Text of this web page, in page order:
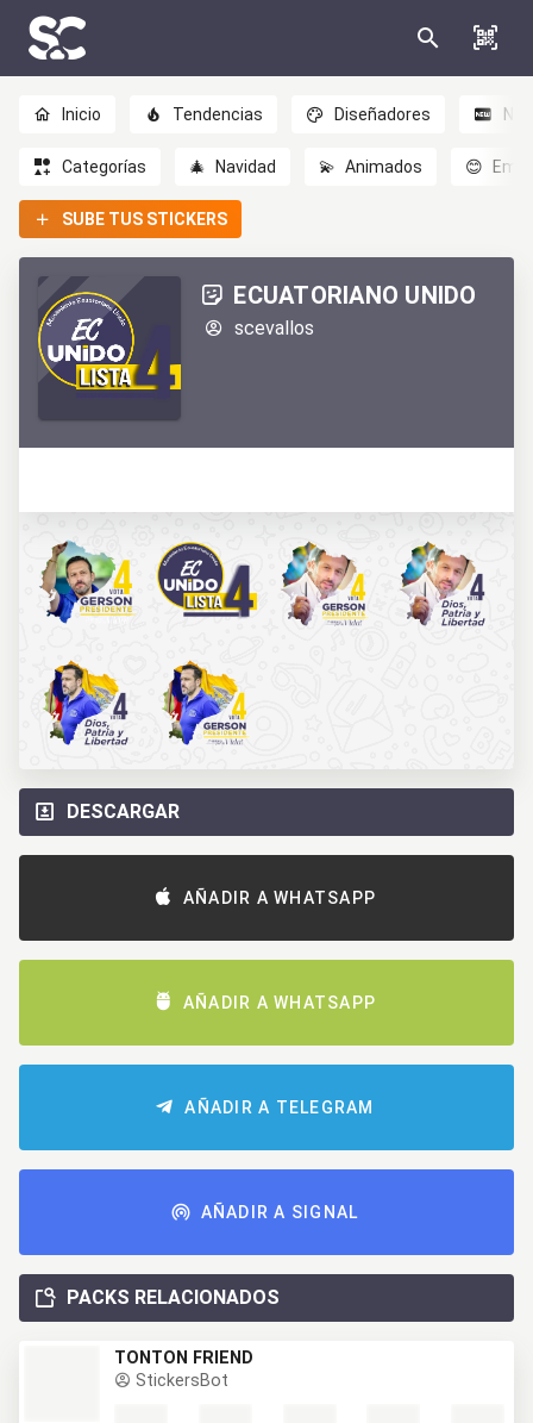
Inicio Tendencias Diseñadores
Categorías 🎄 Navidad 💫 Animados 😊
SUBE TUS STICKERS
ECUATORIANO UNIDO
scevallos
DESCARGAR
AÑADIR A WHATSAPP
AÑADIR A WHATSAPP
AÑADIR A TELEGRAM
AÑADIR A SIGNAL
PACKS RELACIONADOS
TONTON FRIEND
StickersBot